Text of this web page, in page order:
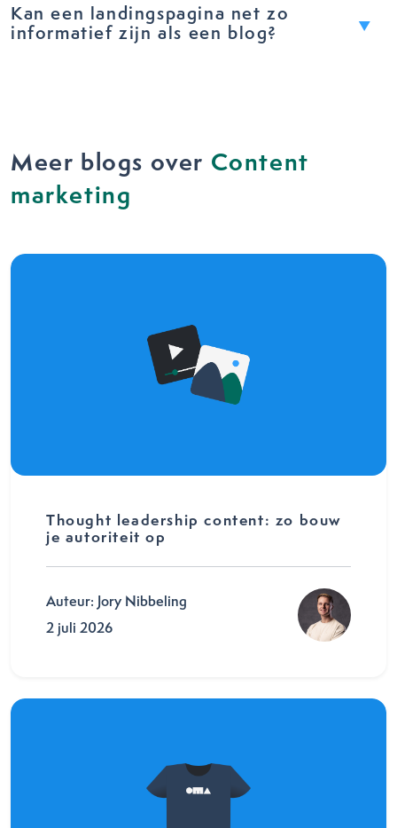
Kan een landingspagina net zo
informatief zijn als een blog?
Meer blogs over Content
marketing
Thought leadership content: zo bouw
je autoriteit op
Auteur: Jory Nibbeling
2 juli 2026